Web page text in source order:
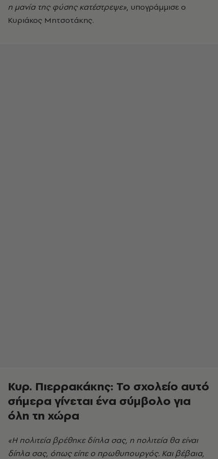
η μανία της φύσης κατέστρεψε», υπογράμμισε ο
Κυριάκος Μητσοτάκης.
Κυρ. Πιερρακάκης: Το σχολείο αυτό
σήμερα γίνεται ένα σύμβολο για
όλη τη χώρα
«Η πολιτεία βρέθηκε δίπλα σας, η πολιτεία θα είναι
δίπλα σας, όπως είπε ο πρωθυπουργός. Και βέβαια,